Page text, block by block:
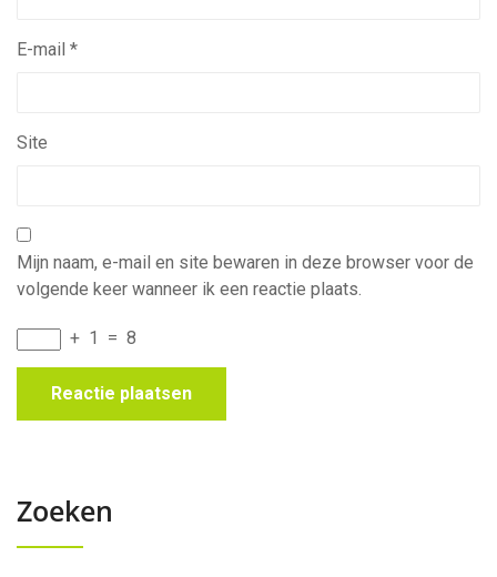
E-mail *
Site
Mijn naam, e-mail en site bewaren in deze browser voor de
volgende keer wanneer ik een reactie plaats.
+ 1 = 8
Zoeken